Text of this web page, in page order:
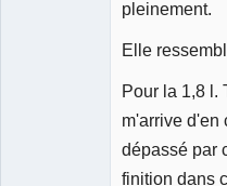
pleinement.
Elle
Pour la 1,8 l.
m'arrive d'en
dépassé par
finition dans